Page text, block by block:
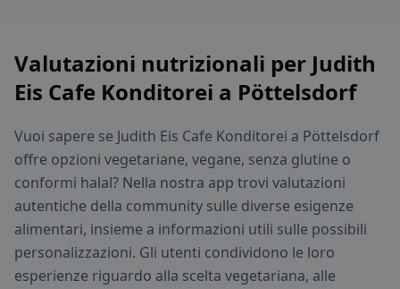
Valutazioni nutrizionali per Judith
Eis Cafe Konditorei a Pöttelsdorf
Vuoi sapere se Judith Eis Cafe Konditorei a Pöttelsdorf
offre opzioni vegetariane, vegane, senza glutine o
conformi halal? Nella nostra app trovi valutazioni
autentiche della community sulle diverse esigenze
alimentari, insieme a informazioni utili sulle possibili
personalizzazioni. Gli utenti condividono le loro
esperienze riguardo alla scelta vegetariana, alle